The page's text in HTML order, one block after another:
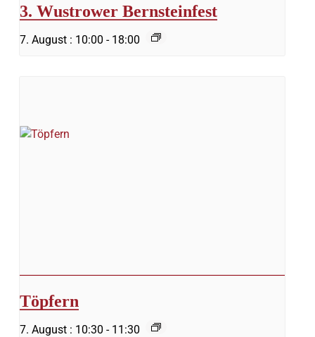
3. Wustrower Bernsteinfest
7. August : 10:00 - 18:00
Töpfern
7. August : 10:30 - 11:30